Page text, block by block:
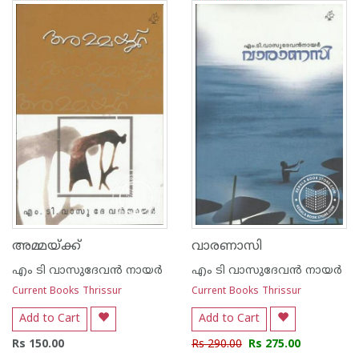
5
4
3
2
1 5
4
3
2
1
അമ്മയ്‌ക്ക്
എം ടി വാസുദേവന്‍ നായര്‍
Current Books Thrissur
Add to Cart
Rs 150.00
വാരണാസി
എം ടി വാസുദേവന്‍ നായര്‍
Current Books Thrissur
Add to Cart
Rs 290.00 Rs 275.00